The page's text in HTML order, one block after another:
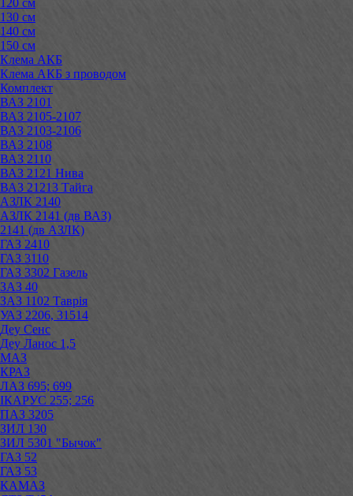
130 см
140 см
150 см
Клема АКБ
Клема АКБ з проводом
Комплект
ВАЗ 2101
ВАЗ 2105-2107
ВАЗ 2103-2106
ВАЗ 2108
ВАЗ 2110
ВАЗ 2121 Нива
ВАЗ 21213 Тайга
АЗЛК 2140
АЗЛК 2141 (дв ВАЗ)
2141 (дв АЗЛК)
ГАЗ 2410
ГАЗ 3110
ГАЗ 3302 Газель
ЗАЗ 40
ЗАЗ 1102 Таврія
УАЗ 2206, 31514
Деу Сенс
Деу Ланос 1,5
МАЗ
КРАЗ
ЛАЗ 695; 699
ІКАРУС 255; 256
ПАЗ 3205
ЗИЛ 130
ЗИЛ 5301 "Бычок"
ГАЗ 52
ГАЗ 53
КАМАЗ